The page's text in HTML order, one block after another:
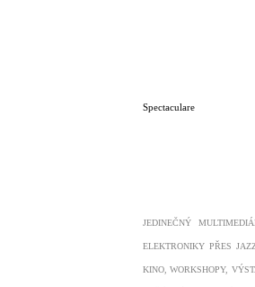
Spectaculare
JEDINEČNÝ
ELEKTRONIKY PŘES
KINO, WORKSHOPY,